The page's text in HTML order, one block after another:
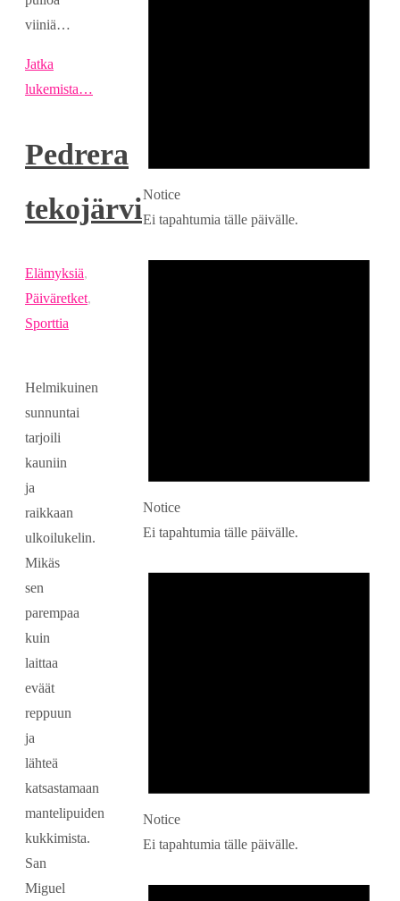
viiniä…
Jatka
lukemista…
Pedrera
tekojärvi
Elämyksiä,
Päiväretket,
Sporttia
Helmikuinen
sunnuntai
tarjoili
kauniin
ja
raikkaan
ulkoilukelin.
Mikäs
sen
parempaa
kuin
laittaa
eväät
reppuun
ja
lähteä
katsastamaan
mantelipuiden
kukkimista.
San
Miguel
Notice
Ei tapahtumia tälle päivälle.
Notice
Ei tapahtumia tälle päivälle.
Notice
Ei tapahtumia tälle päivälle.